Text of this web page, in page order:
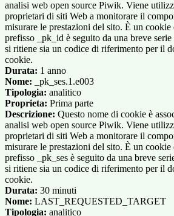
analisi web open source Piwik. Viene
proprietari di siti Web a monitorare il
misurare le prestazioni del sito. È un
prefisso _pk_id è seguito da una breve
si ritiene sia un codice di riferimento per il
cookie.
Durata: 1 anno
Nome: _pk_ses.1.e003
Tipologia: analitico
Proprieta: Prima parte
Descrizione: Questo nome di cookie è
analisi web open source Piwik. Viene
proprietari di siti Web a monitorare il
misurare le prestazioni del sito. È un
prefisso _pk_ses è seguito da una breve
si ritiene sia un codice di riferimento per il
cookie.
Durata: 30 minuti
Nome: LAST_REQUESTED_TARGET
Tipologia: analitico